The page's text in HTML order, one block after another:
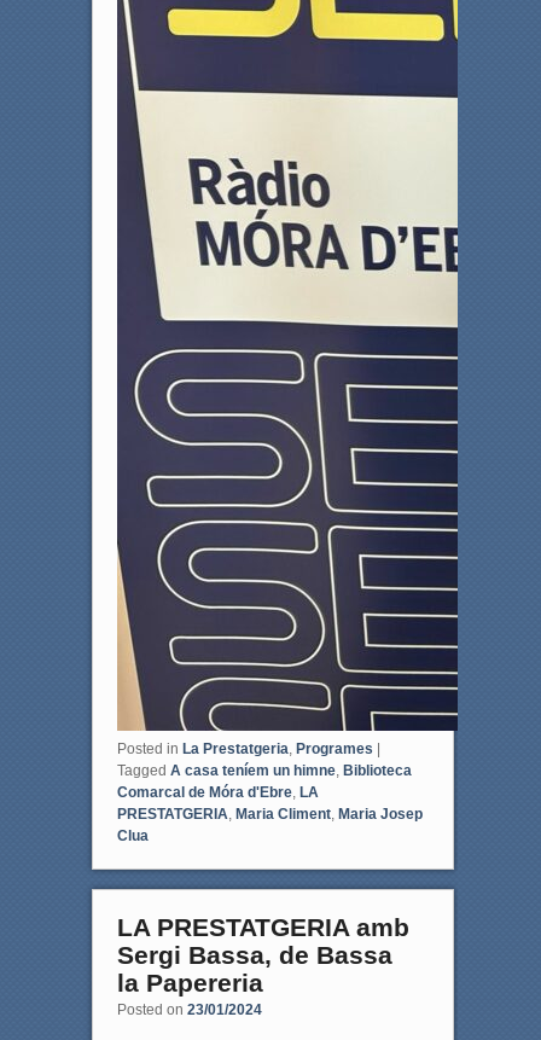
Posted in La Prestatgeria Programes |
Tagged A casa teníem un himne, Biblioteca
Comarcal de Móra d'Ebre, LA
PRESTATGERIA Maria Climent, Maria Josep
Clua
LA PRESTATGERIA amb
Sergi Bassa, de Bassa
la Papereria
Posted on 23/01/2024